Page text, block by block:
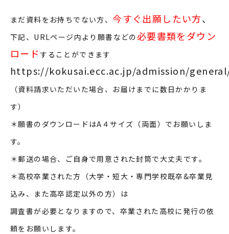
まだ資料をお持ちでない方、今すぐ出願したい方、
下記、URLページ内より願書などの必要書類をダウン
ロードすることができます
https://kokusai.ecc.ac.jp/admission/
（資料請求いただいた場合、お届けまでに数日かかりま
す）
＊願書のダウンロードはA４サイズ（両面）でお願いしま
す。
＊郵送の場合、ご自身で用意された封筒で大丈夫です。
＊高校卒業された方（大学・短大・専門学校既卒&卒業見
込み、また高卒認定以外の方）は
調査書が必要となりますので、卒業された高校に発行の依
頼をお願いします。